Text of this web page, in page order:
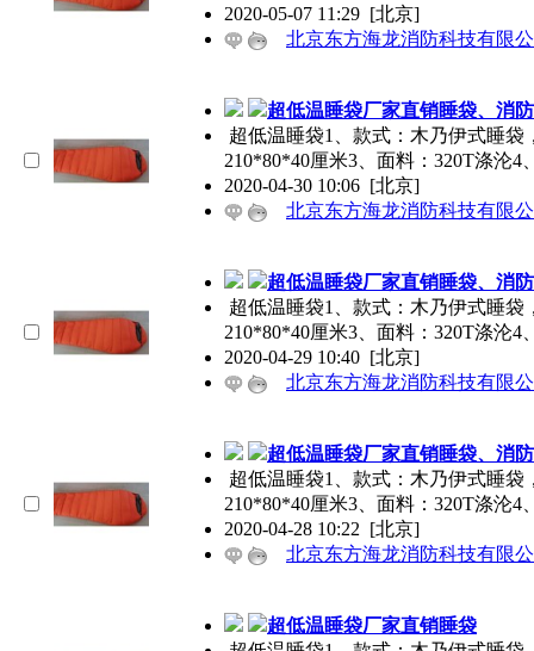
2020-05-07 11:29 [北京]
北京东方海龙消防科技有限
超低温睡袋厂家直销睡袋、消
超低温睡袋1、款式：木乃伊式睡
210*80*40厘米3、面料：320T涤沦4
2020-04-30 10:06 [北京]
北京东方海龙消防科技有限
超低温睡袋厂家直销睡袋、消
超低温睡袋1、款式：木乃伊式睡
210*80*40厘米3、面料：320T涤沦4
2020-04-29 10:40 [北京]
北京东方海龙消防科技有限
超低温睡袋厂家直销睡袋、消
超低温睡袋1、款式：木乃伊式睡
210*80*40厘米3、面料：320T涤沦4
2020-04-28 10:22 [北京]
北京东方海龙消防科技有限
超低温睡袋厂家直销睡袋